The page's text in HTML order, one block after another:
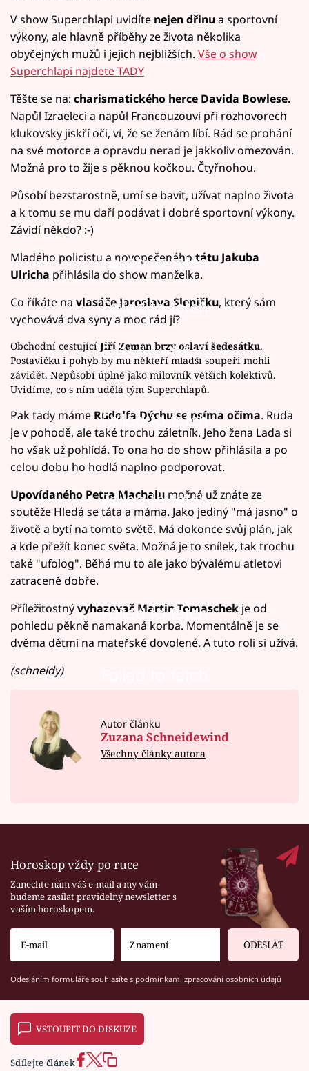
V show Superchlapi uvidíte nejen dřinua sportovní
výkony, ale hlavně příběhy ze života několika
obyčejných mužů i jejich nejbližších. Vše o show
Superchlapi najdete TADY
Těšte se na: charismatického herce Davida Bowlese.
Napůl Izraeleci a napůl Francouzouvi při rozhovorech
klukovsky jiskří oči, ví, že se ženám líbí. Rád se prohání
na své motorce a opravdu nerad je jakkoliv omezován.
Možná pro to žije s pěknou kočkou. Čtyřnohou.
Působí bezstarostně, umí se bavit, užívat naplno života
a k tomu se mu daří podávat i dobré sportovní výkony.
Závidí někdo? :-)
Failed to fetch
Mladého policistu a novopečeného tátu Jakuba
Ulricha přihlásila do show manželka.
Failed to fetch
Co říkáte na vlasáče Jaroslava Slepičku, který sám
vychovává dva syny a moc rád jí?
Failed to fetch
Obchodní cestující Jiří Zeman brzy oslaví šedesátku.
Postavičku i pohyb by mu někteří mladší soupeři mohli
závidět. Nepůsobí úplně jako milovník větších kolektivů.
Uvidíme, co s ním udělá tým Superchlapů.
Failed to fetch
Pak tady máme Rudolfa Dýchu se psíma očima. Ruda
je v pohodě, ale také trochu záletník. Jeho žena Lada si
ho však už pohlídá. To ona ho do show přihlásila a po
celou dobu ho hodlá naplno podporovat.
Failed to fetch
Upovídaného Petra Machalu možná už znáte ze
soutěže Hledá se táta a máma. Jako jediný "má jasno" o
životě a bytí na tomto světě. Má dokonce svůj plán, jak
a kde přežít konec světa. Možná je to snílek, tak trochu
také "ufolog". Běhá mu to ale jako bývalému atletovi
zatraceně dobře.
Failed to fetch
Příležitostnývyhazovač Martin Tomaschek je od
pohledu pěkně namakaná korba. Momentálně je se
dvěma dětmi na mateřské dovolené. A tuto roli si užívá.
(schneidy)
Autor článku
Zuzana Schneidewind
Všechny články autora
Horoskop vždy po ruce
Zanechte nám váš e-mail a my vám
budeme zasílat pravidelný newsletter s
vaším horoskopem.
ODESLAT
Odesláním formuláře souhlasíte s podmínkami zpracování osobních údajů
VSTOUPIT DO DISKUZE
Sdílejte článek